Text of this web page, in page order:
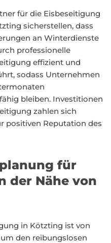
für die Eisbeseitigung
sicherstellen, dass
an Winterdienste
professionelle
effizient und
sodass Unternehmen
bleiben. Investitionen
zahlen sich
positiven Reputation des
für
der Nähe von
in Kötzting ist von
den reibungslosen